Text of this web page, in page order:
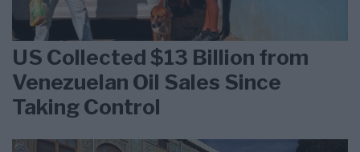
US Collected $13 Billion from
Venezuelan Oil Sales Since
Taking Control